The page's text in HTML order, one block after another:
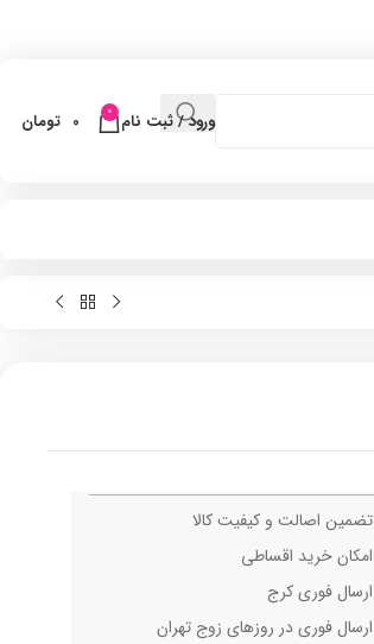
ورود / ثبت نام 0
0 تومان
تضمین اصالت و کیفیت کالا
امکان خرید اقساطی
ارسال فوری کرج
ارسال فوری در روزهای زوج تهران